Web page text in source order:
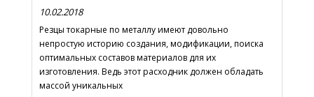
10.02.2018
Резцы токарные по металлу имеют довольно
непростую историю создания, модификации, поиска
оптимальных составов материалов для их
изготовления. Ведь этот расходник должен обладать
массой уникальных